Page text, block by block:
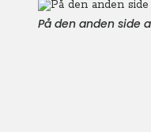
På den anden side